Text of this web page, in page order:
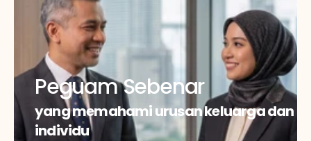
Peguam Sebenar
yang memahami urusan keluarga dan
individu